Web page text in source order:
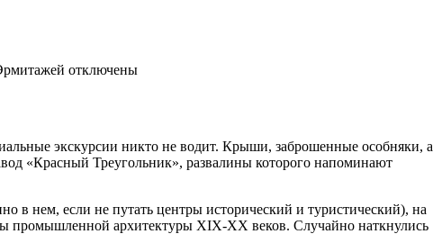
отключены
экскурсии никто не водит. Крыши, заброшенные особняки, а
«Красный Треугольник», развалины которого напоминают
в нем, если не путать центры исторический и туристический), на
промышленной архитектуры XIX-XX веков. Случайно наткнулись